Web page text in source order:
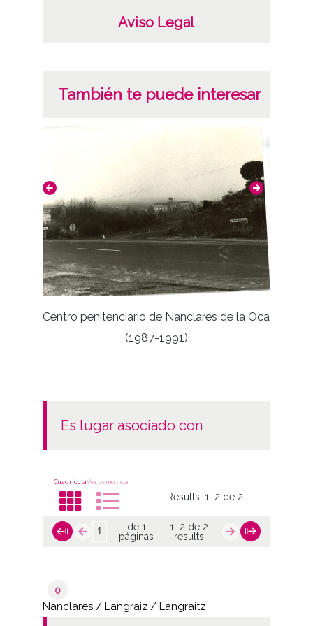
Aviso Legal
También te puede interesar
Centro penitenciario de Nanclares de la Oca
(1987-1991)
es lugar asociado con
CuadrículaVer como lista
Results:1–2 de 2
de 1
páginas
1–2 de 2
results
0
Nanclares / Langraiz / Langraitz